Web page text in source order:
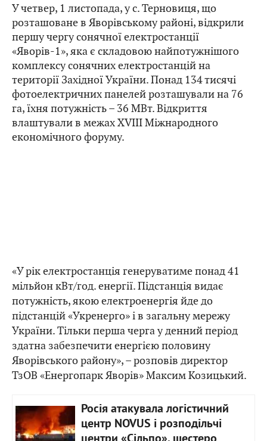
У четвер, 1 листопада, у с. Терновиця, що
розташоване в Яворівському районі, відкрили
першу чергу сонячної електростанції
«Яворів-1», яка є складовою найпотужнішого
комплексу сонячних електростанцій на
території Західної України. Понад 134 тисячі
фотоелектричних панелей розташували на 76
га, їхня потужність – 36 МВт. Відкриття
влаштували в межах XVIII Міжнародного
економічного форуму.
«У рік електростанція генеруватиме понад 41
мільйон кВт/год. енергії. Підстанція видає
потужність, якою електроенергія йде до
підстанцій «Укренерго» і в загальну мережу
України. Тільки перша черга у денний період
здатна забезпечити енергією половину
Яворівського району», – розповів директор
ТзОВ «Енергопарк Яворів» Максим Козицький.
Росія атакувала логістичний
центр NOVUS і розподільчі